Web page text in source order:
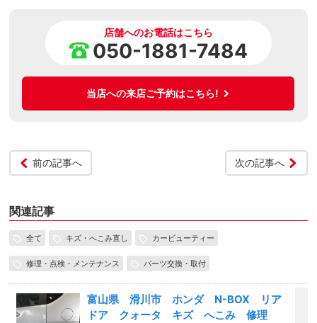
店舗へのお電話はこちら
050-1881-7484
当店への来店ご予約はこちら!
前の記事へ 次の記事へ
関連記事
全て キズ・へこみ直し カービューティー
修理・点検・メンテナンス パーツ交換・取付
富山県 滑川市 ホンダ N-BOX リア
ドア クォータ キズ へこみ 修理